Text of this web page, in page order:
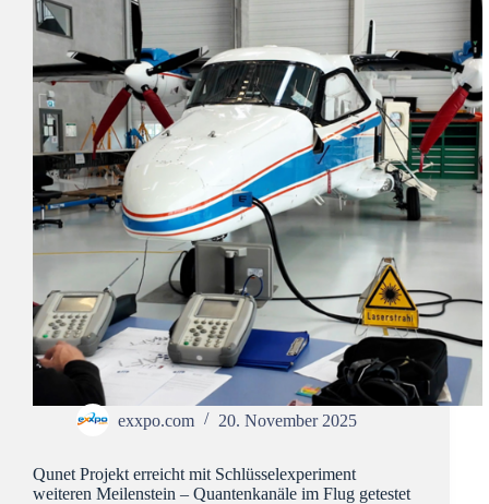
exxpo.com 20. November 2025
Qunet Projekt erreicht mit Schlüsselexperiment
weiteren Meilenstein – Quantenkanäle im Flug getestet